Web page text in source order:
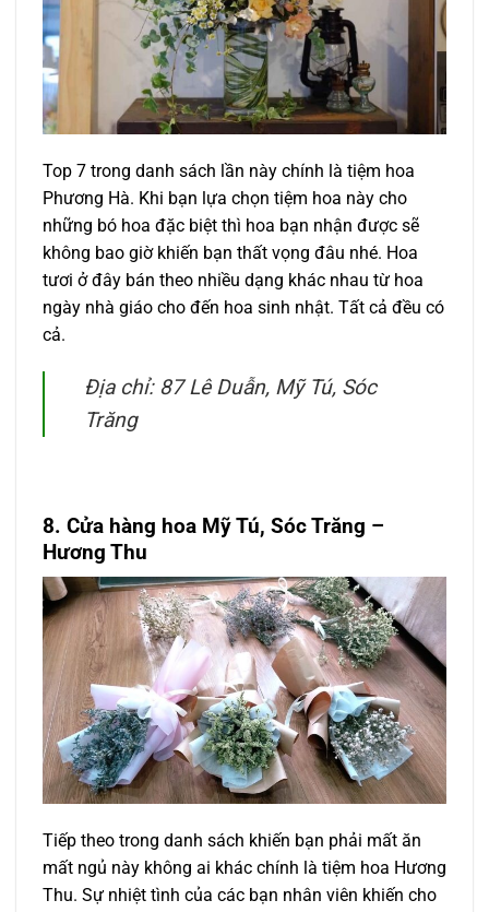
Top 7 trong danh sách lần này chính là tiệm hoa
Phương Hà. Khi bạn lựa chọn tiệm hoa này cho
những bó hoa đặc biệt thì hoa bạn nhận được sẽ
không bao giờ khiến bạn thất vọng đâu nhé. Hoa
tươi ở đây bán theo nhiều dạng khác nhau từ hoa
ngày nhà giáo cho đến hoa sinh nhật. Tất cả đều có
cả.
Địa chỉ: 87 Lê Duẫn, Mỹ Tú, Sóc
Trăng
8. Cửa hàng hoa Mỹ Tú, Sóc Trăng –
Hương Thu
Tiếp theo trong danh sách khiến bạn phải mất ăn
mất ngủ này không ai khác chính là tiệm hoa Hương
Thu. Sự nhiệt tình của các bạn nhân viên khiến cho